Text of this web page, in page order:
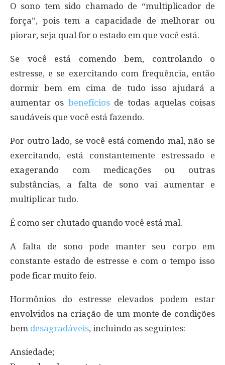
O sono tem sido chamado de “multiplicador de
força”, pois tem a capacidade de melhorar ou
piorar, seja qual for o estado em que você está.
Se você está comendo bem, controlando o
estresse, e se exercitando com frequência, então
dormir bem em cima de tudo isso ajudará a
aumentar os benefíciosde todas aquelas coisas
saudáveis ​​que você está fazendo.
Por outro lado, se você está comendo mal, não se
exercitando, está constantemente estressado e
exagerando com medicações ou outras
substâncias, a falta de sono vai aumentar e
multiplicar tudo.
É como ser chutado quando você está mal.
A falta de sono pode manter seu corpo em
constante estado de estresse e com o tempo isso
pode ficar muito feio.
Hormônios do estresse elevados podem estar
envolvidos na criação de um monte de condições
bem desagradáveis, incluindo as seguintes:
Ansiedade;